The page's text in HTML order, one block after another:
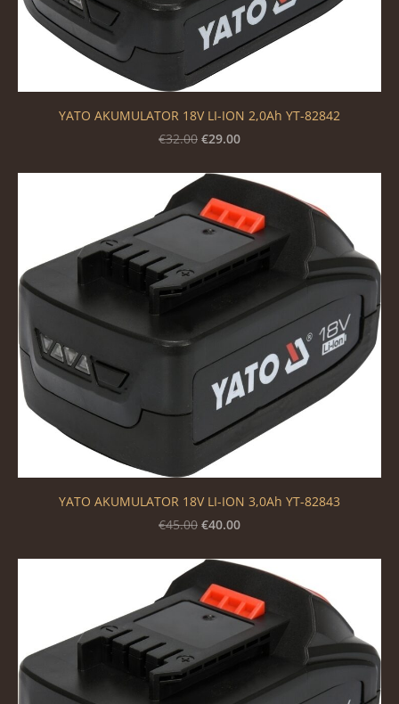
YATO AKUMULATOR 18V LI-ION 2,0Ah YT-82842
€32.00 €29.00
YATO AKUMULATOR 18V LI-ION 3,0Ah YT-82843
€45.00 €40.00